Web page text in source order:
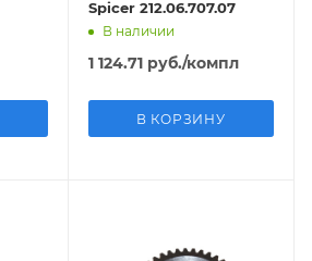
Spicer 212.06.707.07
В наличии
1 124.71руб./компл
В КОРЗИНУ